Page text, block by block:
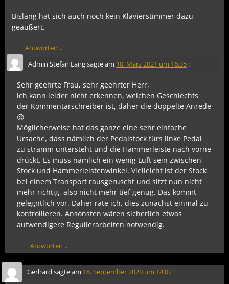
Bislang hat sich auch noch kein Klavierstimmer dazu
geäußert.
Antworten ↓
Admin Stefan Langsagte am 10. März 2021 um 16:35 :
Sehr geehrte Frau, sehr geehrter Herr,
ich kann leider nicht erkennen, welchen Geschlechts
der Kommentarschreiber ist, daher die doppelte Anrede
😉
Möglicherweise hat das ganze eine sehr einfache
Ursache, dass nämlich der Pedalstock fürs linke Pedal
zu stramm untersteht und die Hammerleiste nach vorne
drückt. Es muss nämlich ein wenig Luft sein zwischen
Stock und Hammerleistenwinkel. Vielleicht ist der Stock
bei einem Transport rausgeruscht und sitzt nun nicht
mehr richtig, also nicht mehr tief genug. Das kommt
gelegntlich vor. Daher rate ich, dies zunächst einmal zu
kontrollieren. Ansonsten wären sicherlich etwas
aufwendigere Regulierarbeiten notwendig.
Antworten ↓
Gerhard sagte am 18. September 2020 um 14:02 :